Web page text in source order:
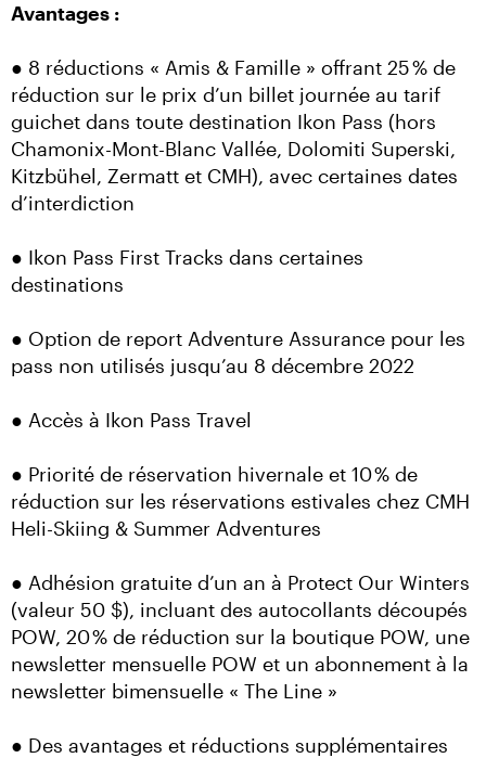
Avantages :
● 8 réductions « Amis & Famille » offrant 25 % de
réduction sur le prix d’un billet journée au tarif
guichet dans toute destination Ikon Pass (hors
Chamonix-Mont-Blanc Vallée, Dolomiti Superski,
Kitzbühel, Zermatt et CMH), avec certaines dates
d’interdiction
● Ikon Pass First Tracks dans certaines
destinations
● Option de report Adventure Assurance pour les
pass non utilisés jusqu’au 8 décembre 2022
● Accès à Ikon Pass Travel
● Priorité de réservation hivernale et 10 % de
réduction sur les réservations estivales chez CMH
Heli-Skiing & Summer Adventures
● Adhésion gratuite d’un an à Protect Our Winters
(valeur 50 $), incluant des autocollants découpés
POW, 20 % de réduction sur la boutique POW, une
newsletter mensuelle POW et un abonnement à la
newsletter bimensuelle « The Line »
● Des avantages et réductions supplémentaires